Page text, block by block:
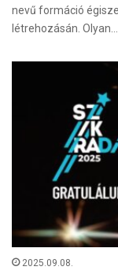
nevű formáció
létrehozásán. Olyan…
2025.09.08.